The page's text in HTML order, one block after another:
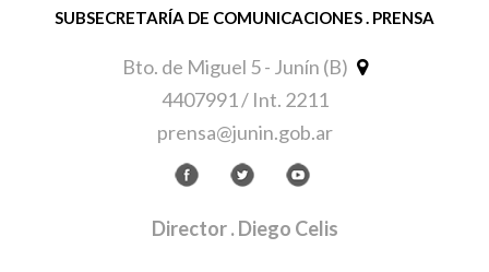
SUBSECRETARÍA DE COMUNICACIONES . PRENSA
Bto. de Miguel 5 - Junín (B)
4407991 / Int. 2211
prensa@junin.gob.ar
Director. Diego Celis